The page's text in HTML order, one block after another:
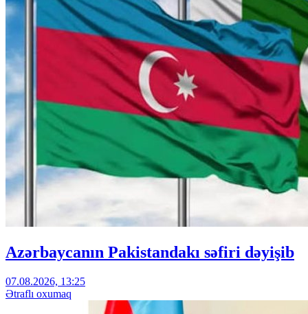
Azərbaycanın Pakistandakı səfiri dəyişib
07.08.2026, 13:25
Ətraflı oxumaq